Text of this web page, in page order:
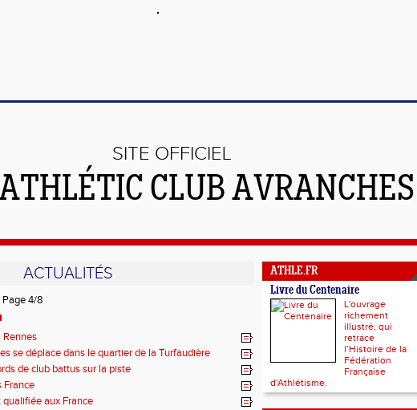
SITE OFFICIEL
CLUB AVRANCHES
ACTUALITÉS
Page 4/8
Rennes
se déplace dans le quartier de la Turfaudière
de club battus sur la piste
France
aux France
ATHLE.FR
Livre du Centenaire
L'ouvrage
richement
illustré, qui
retrace
l’Histoire de la
Fédération
Française
d'Athlétisme.